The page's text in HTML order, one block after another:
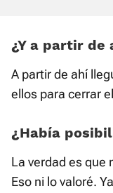
¿Y a partir de
A partir de ahí
ellos para cerrar
¿Había
La verdad es que
Eso ni lo valoré.